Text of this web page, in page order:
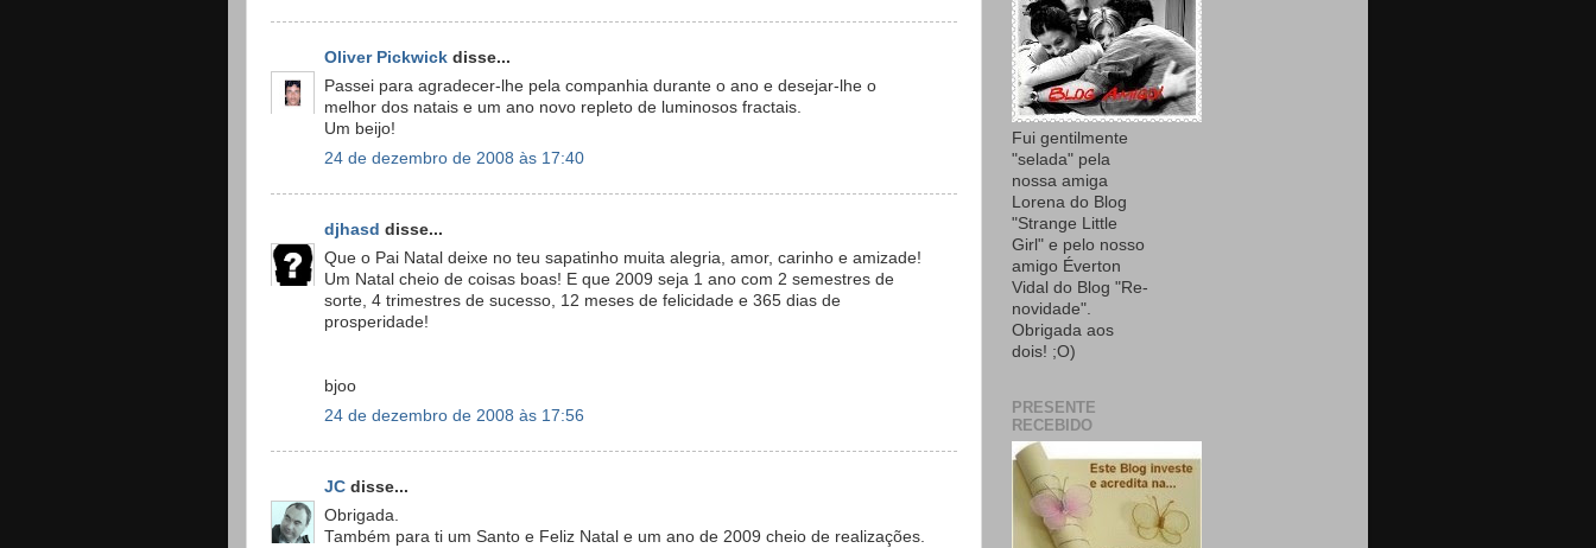
Oliver Pickwick disse...
Passei para agradecer-lhe pela companhia durante o ano e desejar-lhe o
melhor dos natais e um ano novo repleto de luminosos fractais.
Um beijo!
24 de dezembro de 2008 às 17:40
djhasd disse...
Que o Pai Natal deixe no teu sapatinho muita alegria, amor, carinho e amizade!
Um Natal cheio de coisas boas! E que 2009 seja 1 ano com 2 semestres de
sorte, 4 trimestres de sucesso, 12 meses de felicidade e 365 dias de
prosperidade!
bjoo
24 de dezembro de 2008 às 17:56
JC disse...
Obrigada.
Também para ti um Santo e Feliz Natal e um ano de 2009 cheio de realizações.
Fui gentilmente
"selada" pela
nossa amiga
Lorena do Blog
"Strange Little
Girl" e pelo nosso
amigo Éverton
Vidal do Blog "Re-
novidade".
Obrigada aos
dois! ;O)
PRESENTE
RECEBIDO